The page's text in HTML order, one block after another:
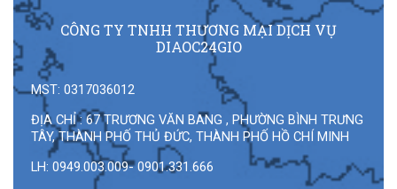
CÔNG TY TNHH THƯƠNG MẠI DỊCH VỤ
DIAOC24GIO
MST: 0317036012
ĐỊA CHỈ : 67 TRƯƠNG VĂN BANG , PHƯỜNG BÌNH TRƯNG
TÂY, THÀNH PHỐ THỦ ĐỨC, THÀNH PHỐ HỒ CHÍ MINH
LH: 0949.003.009- 0901.331.666